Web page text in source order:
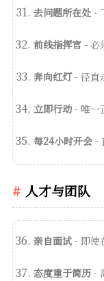
去问题所在处-
前线指挥官- 必
奔向红灯- 径直
立即行动- 唯一
每24小时开会-
人才与团队
亲自面试- 即使
态度重于简历-